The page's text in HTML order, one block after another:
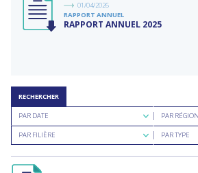
01/04/2026
RAPPORT ANNUEL
RAPPORT ANNUEL 2025
RECHERCHER
Rechercher
par
date
PAR DATE
Rechercher
par
région
PAR RÉGION
Rechercher
parPAR FILIÈRE
Rechercher
parPAR TYPE